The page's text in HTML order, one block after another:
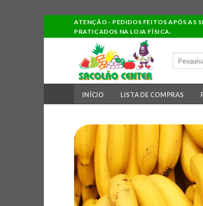
ATENÇÃO - PEDIDOS FEITOS APÓS AS
PRATICADOS NA LOJA FÍSICA.
POR:
INÍCIO LISTA DE COMPRAS